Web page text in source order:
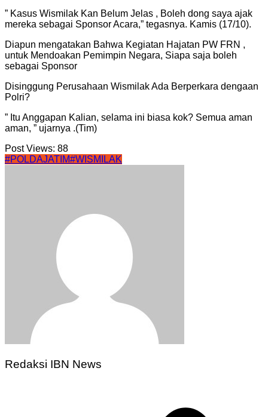
” Kasus Wismilak Kan Belum Jelas , Boleh dong saya ajak
mereka sebagai Sponsor Acara,” tegasnya. Kamis (17/10).
Diapun mengatakan Bahwa Kegiatan Hajatan PW FRN ,
untuk Mendoakan Pemimpin Negara, Siapa saja boleh
sebagai Sponsor
Disinggung Perusahaan Wismilak Ada Berperkara dengaan
Polri?
” Itu Anggapan Kalian, selama ini biasa kok? Semua aman
aman, ” ujarnya .(Tim)
Post Views: 88
#POLDAJATIM#WISMILAK
Redaksi IBN News